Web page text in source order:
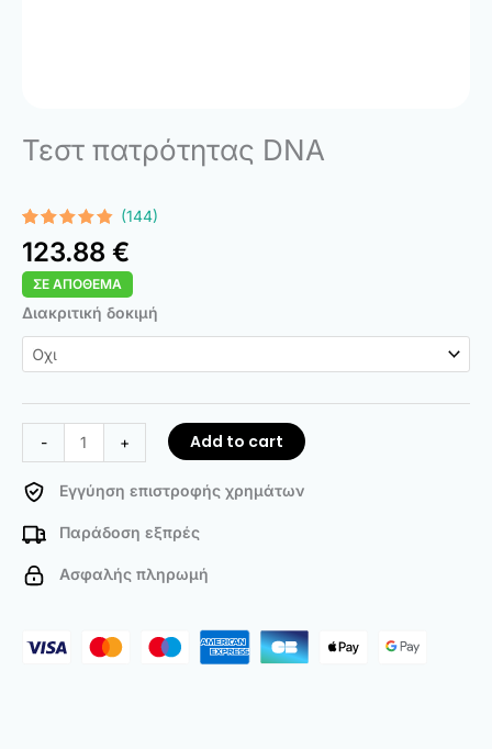
Τεστ πατρότητας DNA
Rated 4.74
out of 5
based on
144
customer
ratings
(144)
123.88 €
ΣΕ ΑΠΌΘΕΜΑ
Διακριτική δοκιμή
-
DNA
Paternity
Test
+ Add to cart
Εγγύηση επιστροφής χρημάτων
Παράδοση εξπρές
Ασφαλής πληρωμή